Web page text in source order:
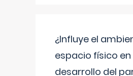
¿Influye el
espacio físico en
desarrollo del